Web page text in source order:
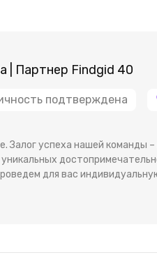
| Партнер Findgid 40
подтверждена
Залог успеха нашей команды
для вас